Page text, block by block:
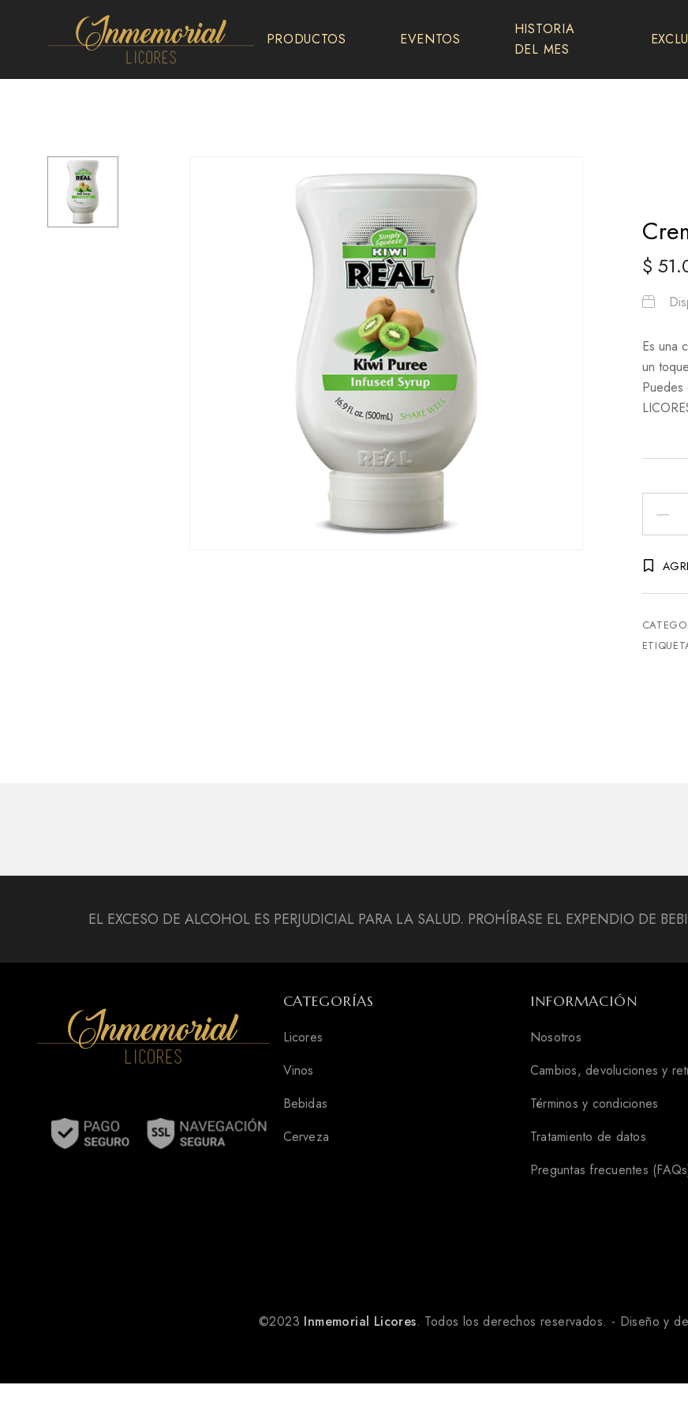
Licores
PRODUCTOS EVENTOS
HISTORIA
DEL MES
$
Es una
un
Real
-
EL EXCESO DE ALCOHOL ES PERJUDICIAL PARA LA SALUD. PROHÍBASE EL EXPENDIO DE
CATEGORÍAS
Licores
Vinos
Bebidas
Cerveza
INFORMACIÓN
Nosotros
Cambios, devoluciones y
Términos y condiciones
Tratamiento de datos
Preguntas frecuentes
©2023 Inmemorial Licores. Todos los derechos reservados. - Diseño y